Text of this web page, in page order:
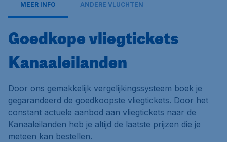
MEER INFO ANDERE VLUCHTEN
Goedkope vliegtickets
Kanaaleilanden
Door ons gemakkelijk vergelijkingssysteem boek je
gegarandeerd de goedkoopste vliegtickets. Door het
constant actuele aanbod aan vliegtickets naar de
Kanaaleilanden heb je altijd de laatste prijzen die je
meteen kan bestellen.